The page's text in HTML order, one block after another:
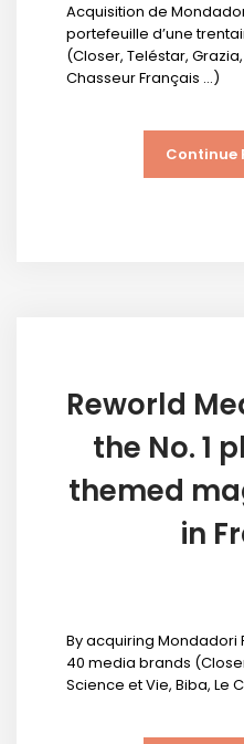
Acquisition de
portefeuille d’une
(Closer, Teléstar,
Chasseur Français …)
Continue
Reworld
the No. 1
themed
in
By acquiring Mondadori
40 media brands
Science et Vie, Biba, Le